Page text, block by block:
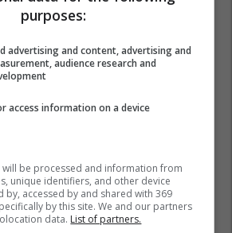
purposes:
advertising and content, advertising and
audience research and
access information on a device
be processed and information from
unique identifiers, and other device
by, accessed by and shared with 369
by this site. We and our partners
data. List of partners.